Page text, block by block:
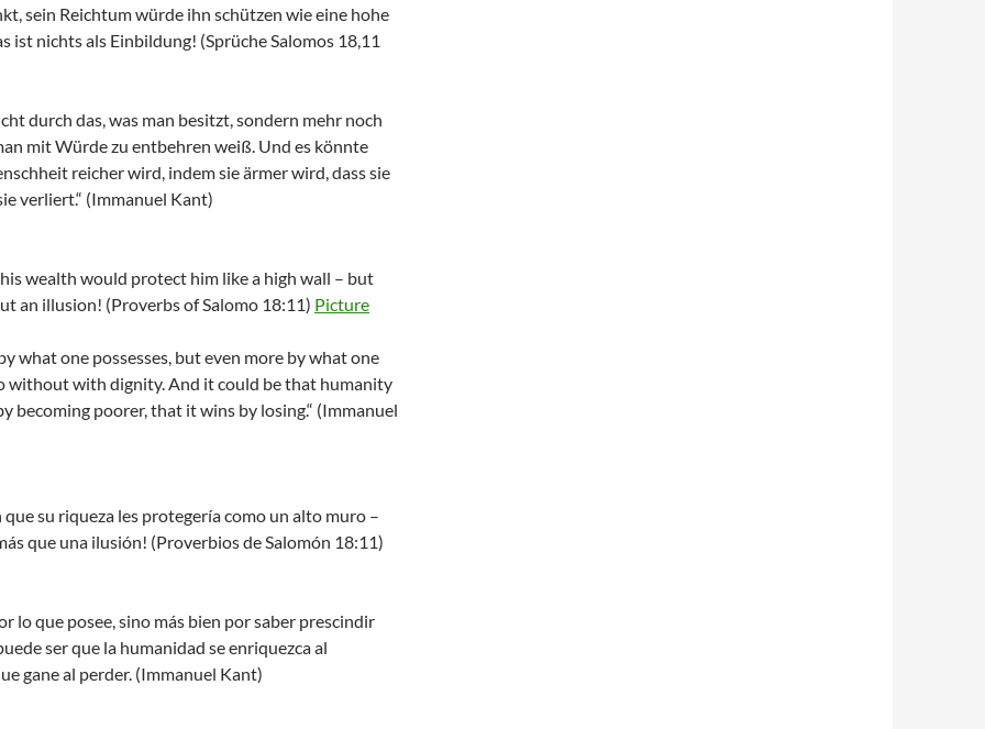
sein Reichtum würde ihn schützen wie eine hohe
ist nichts als Einbildung! (Sprüche Salomos 18,11
durch das, was man besitzt, sondern mehr noch
mit Würde zu entbehren weiß. Und es könnte
reicher wird, indem sie ärmer wird, dass sie
verliert.“ (Immanuel Kant)
wealth would protect him like a high wall – but
an illusion! (Proverbs of Salomo 18:11) Picture
what one possesses, but even more by what one
without with dignity. And it could be that humanity
becoming poorer, that it wins by losing.“ (Immanuel
su riqueza les protegería como un alto muro –
que una ilusión! (Proverbios de Salomón 18:11)
lo que posee, sino más bien por saber prescindir
ser que la humanidad se enriquezca al
gane al perder. (Immanuel Kant)